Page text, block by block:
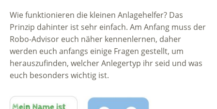
Wie funktionieren die kleinen Anlagehelfer? Das
Prinzip dahinter ist sehr einfach. Am Anfang muss der
Robo-Advisor euch näher kennenlernen, daher
werden euch anfangs einige Fragen gestellt, um
herauszufinden, welcher Anlegertyp ihr seid und was
euch besonders wichtig ist.